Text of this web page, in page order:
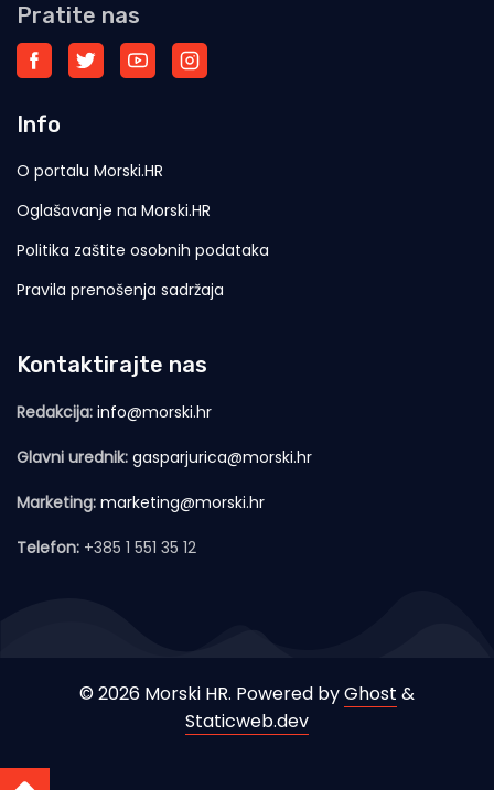
Pratite nas
Info
O portalu Morski.HR
Oglašavanje na Morski.HR
Politika zaštite osobnih podataka
Pravila prenošenja sadržaja
Kontaktirajte nas
Redakcija: info@morski.hr
Glavni urednik: gasparjurica@morski.hr
Marketing: marketing@morski.hr
Telefon: +385 1 551 35 12
© 2026 Morski HR. Powered byGhost &
Staticweb.dev